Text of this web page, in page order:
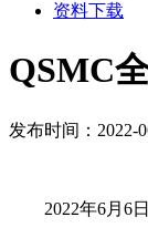
资料下载
QSMC
发布时间：2022-
2022年6月 6